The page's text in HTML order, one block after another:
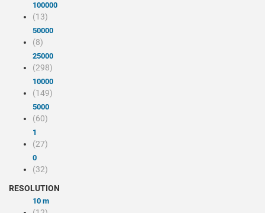
100000
(13)
50000
(8)
25000
(298)
10000
(149)
5000
(60)
1
(27)
0
(32)
RESOLUTION
10 m